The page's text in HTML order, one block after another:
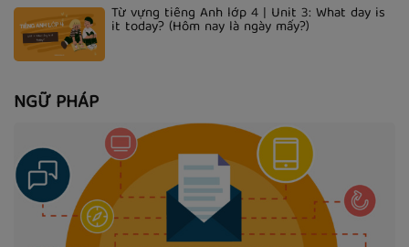
Từ vựng tiếng Anh lớp 4 | Unit 3: What day is
it today? (Hôm nay là ngày mấy?)
NGỮ PHÁP